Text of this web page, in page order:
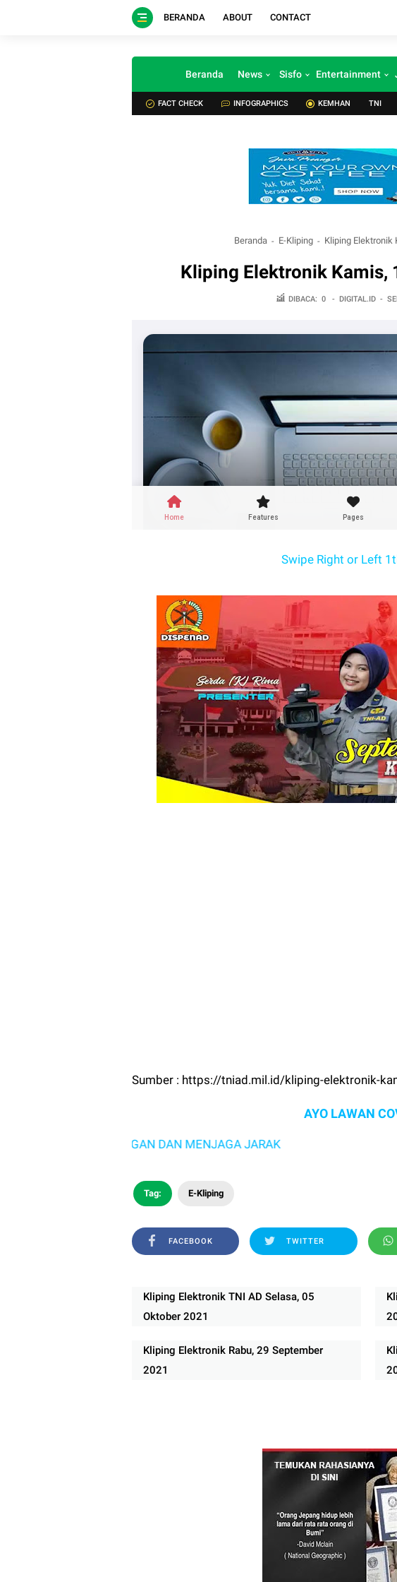
BERANDA ABOUT CONTACT
Beranda News Sisfo Entertainment
FACT CHECK INFOGRAPHICS KEMHAN TNI
Beranda E-Kliping Kliping Elektronik
Kliping Elektronik Kamis,
DIBACA: 0 - DIGITAL.ID -
Swipe Right or Left
Sumber : https://tniad.mil.id/kliping-elektronik-
AYO LAWAN
MENCUCI TANGAN DAN MENJAGA JARAK
Tag: E-Kliping
FACEBOOK TWITTER
Kliping Elektronik TNI AD Selasa, 05
Oktober 2021
Kliping Elektronik Rabu, 29 September
2021